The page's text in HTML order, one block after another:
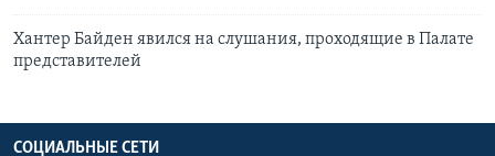
Хантер Байден явился на слушания, проходящие в Палате
представителей
СОЦИАЛЬНЫЕ СЕТИ